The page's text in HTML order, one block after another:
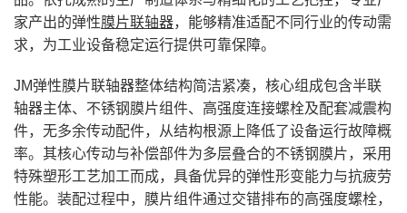
家产出的弹性膜片联轴器，能够精准适配不同行业的传动需
求，为工业设备稳定运行提供可靠保障。
JM弹性膜片联轴器整体结构简洁紧凑，核心组成包含半联
轴器主体、不锈钢膜片组件、高强度连接螺栓及配套减震构
件，无多余传动配件，从结构根源上降低了设备运行故障概
率。其核心传动与补偿部件为多层叠合的不锈钢膜片，采用
特殊塑形工艺加工而成，具备优异的弹性形变能力与抗疲劳
性能。装配过程中，膜片组件通过交错排布的高强度螺栓，